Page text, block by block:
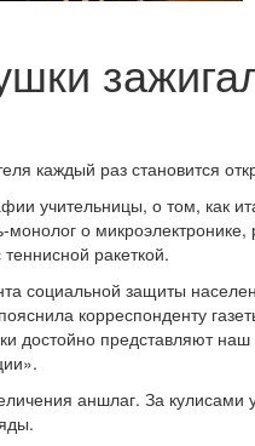
каждый раз становится
учительницы, о том, как
о микроэлектронике,
ракеткой.
социальной защиты
корреспонденту
представляют наш
аншлаг. За кулисами